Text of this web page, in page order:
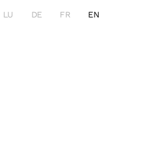
LU DE FR EN